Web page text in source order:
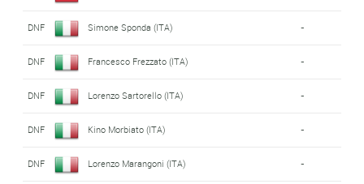
DNF Simone Sponda (ITA) -
DNF Francesco Frezzato (ITA) -
DNF Lorenzo Sartorello (ITA) -
DNF Kino Morbiato (ITA) -
DNF Lorenzo Marangoni (ITA) -